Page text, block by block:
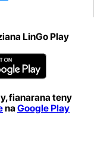
LinGo Play
fianarana teny
na Google Play